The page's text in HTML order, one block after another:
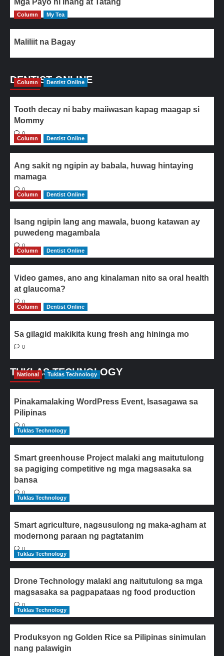
Mga Payo ni Inang at Tatang
Column My Tea
Maliliit na Bagay
DENTIST ONLINE
Column Dentist Online
Tooth decay ni baby maiiwasan kapag maagap si
Mommy
0
Column
Dentist Online
Ang sakit ng ngipin ay babala, huwag hintaying
mamaga
0
Column
Dentist Online
Isang ngipin lang ang mawala, buong katawan ay
puwedeng magambala
0
Column
Dentist Online
Video games, ano ang kinalaman nito sa oral health
at glaucoma?
0
Column
Dentist Online
Sa gilagid makikita kung fresh ang hininga mo
0
TUKLAS TECHNOLOGY
National Tuklas Technology
Pinakamalaking WordPress Event, Isasagawa sa
Pilipinas
0
Tuklas Technology
Smart greenhouse Project malaki ang maitutulong
sa pagiging competitive ng mga magsasaka sa
bansa
0
Tuklas Technology
Smart agriculture, nagsusulong ng maka-agham at
modernong paraan ng pagtatanim
0
Tuklas Technology
Drone Technology malaki ang naitutulong sa mga
magsasaka sa pagpapataas ng food production
0
Tuklas Technology
Produksyon ng Golden Rice sa Pilipinas sinimulan
nang palawigin